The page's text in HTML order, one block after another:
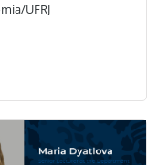
UFRJ